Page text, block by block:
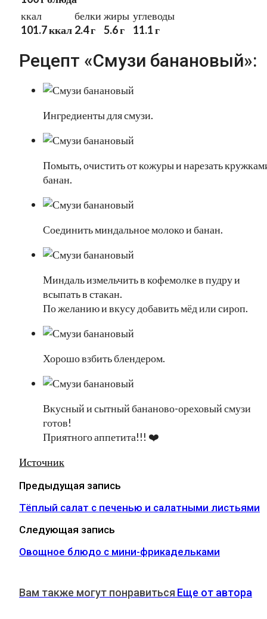
ккал
101.7 ккал
белки
2.4 г
жиры
5.6 г
углеводы
11.1 г
Рецепт «Смузи банановый»:
Ингредиенты для смузи.
Помыть, очистить от кожуры и нарезать
банан.
Соединить миндальное молоко и банан.
Миндаль измельчить в кофемолке в пудру и
всыпать в стакан.
По желанию и вкусу добавить мёд или сироп.
Хорошо взбить блендером.
Вкусный и сытный бананово-ореховый смузи
готов!
Приятного аппетита!!! ❤️
Источник
Предыдущая запись
Тёплый салат с печенью и салатными листьями
Следующая запись
Овощное блюдо с мини-фрикадельками
Вам также могут понравиться Еще от автора